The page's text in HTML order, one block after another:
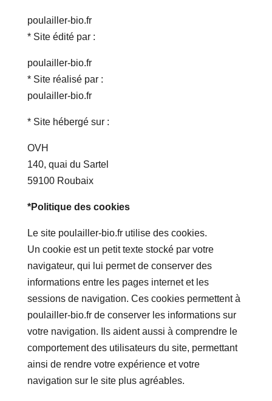
poulailler-bio.fr
* Site édité par :
poulailler-bio.fr
* Site réalisé par :
poulailler-bio.fr
* Site hébergé sur :
OVH
140, quai du Sartel
59100 Roubaix
*Politique des cookies
Le site poulailler-bio.fr utilise des cookies.
Un cookie est un petit texte stocké par votre
navigateur, qui lui permet de conserver des
informations entre les pages internet et les
sessions de navigation. Ces cookies permettent à
poulailler-bio.fr de conserver les informations sur
votre navigation. Ils aident aussi à comprendre le
comportement des utilisateurs du site, permettant
ainsi de rendre votre expérience et votre
navigation sur le site plus agréables.